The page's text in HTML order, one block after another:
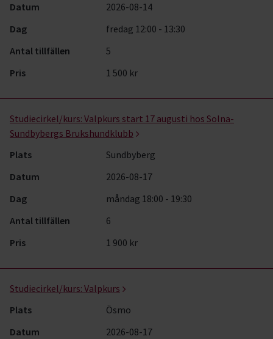
Datum
2026-08-14
Dag
fredag 12:00 - 13:30
Antal tillfällen
5
Pris
1 500 kr
Studiecirkel/kurs: Valpkurs start 17 augusti hos Solna-
Sundbybergs Brukshundklubb
Plats
Sundbyberg
Datum
2026-08-17
Dag
måndag 18:00 - 19:30
Antal tillfällen
6
Pris
1 900 kr
Studiecirkel/kurs: Valpkurs
Plats
Ösmo
Datum
2026-08-17